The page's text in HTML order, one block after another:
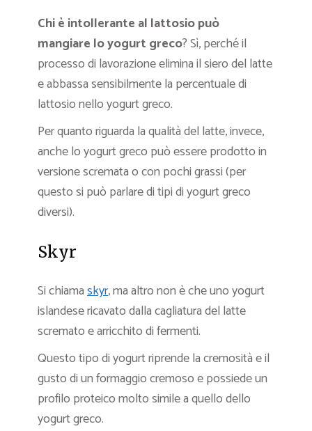
Chi è intollerante al lattosio può
mangiare lo yogurt greco? Sì, perché il
processo di lavorazione elimina il siero del latte
e abbassa sensibilmente la percentuale di
lattosio nello yogurt greco.
Per quanto riguarda la qualità del latte, invece,
anche lo yogurt greco può essere prodotto in
versione scremata o con pochi grassi (per
questo si può parlare di tipi di yogurt greco
diversi).
Skyr
Si chiamaskyr, ma altro non è che uno yogurt
islandese ricavato dalla cagliatura del latte
scremato e arricchito di fermenti.
Questo tipo di yogurt riprende la cremosità e il
gusto di un formaggio cremoso e possiede un
profilo proteico molto simile a quello dello
yogurt greco.